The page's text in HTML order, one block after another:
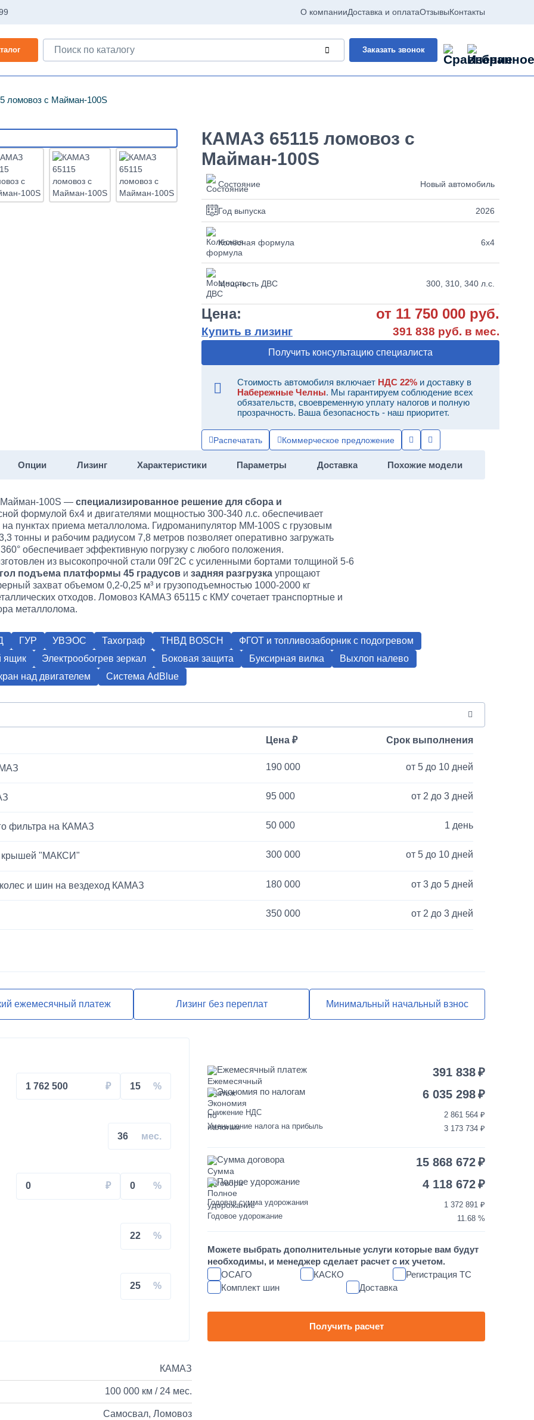
О компанииДоставка и оплатаОтзывыКонтакты
Заказать звонок
ломовоз с Майман-100S
КАМАЗ 65115 ломовоз с
Майман-100S
Состояние Новый автомобиль
Год выпуска 2026
Колёсная формула 6х4
Мощность ДВС 300, 310, 340 л.с.
Цена: от 11 750 000 руб.
Купить в лизинг 391 838 руб. в мес.
Получить консультацию специалиста
Стоимость автомобиля включает НДС 22% и доставку в
Набережные Челны. Мы гарантируем соблюдение всех
обязательств, своевременную уплату налогов и полную
прозрачность. Ваша безопасность - наш приоритет.
Распечатать Коммерческое предложение
Опции Лизинг Характеристики Параметры Доставка Похожие модели
Майман-100S — специализированное решение для сбора и
формулой 6х4 и двигателями мощностью 300-340 л.с. обеспечивает
пунктах приема металлолома. Гидроманипулятор ММ-100S с грузовым
тонны и рабочим радиусом 7,8 метров позволяет оперативно загружать
обеспечивает эффективную погрузку с любого положения.
из высокопрочной стали 09Г2С с усиленными бортами толщиной 5-6
подъема платформы 45 градусов и задняя разгрузка упрощают
захват объемом 0,2-0,25 м³ и грузоподъемностью 1000-2000 кг
отходов. Ломовоз КАМАЗ 65115 с КМУ сочетает транспортные и
металлолома.
ГУР УВЭОС Тахограф ТНВД BOSCH
ФГОТ и топливозаборник с подогревом
ящик Электрообогрев зеркал Боковая защита Буксирная вилка
Выхлоп налево
над двигателем Система AdBlue
Цена Срок выполнения
190 000 от 5 до 10 дней
95 000 от 2 до 3 дней
фильтра на КАМАЗ 50 000 1 день
крышей "МАКСИ" 300 000 от 5 до 10 дней
и шин на вездеход КАМАЗ 180 000 от 3 до 5 дней
350 000 от 2 до 3 дней
2 850 000 от 2 до 3 дней
150 000 от 5 до 10 дней
КАМАЗ 1 день
кузова 10 000 1 день
салоном
60 000 1 день
80 000
ежемесячный платеж Лизинг без переплат Минимальный начальный взнос
1 762 500 15
36
0 0
22
25
Ежемесячный платеж 391 838
Экономия по налогам 6 035 298
Снижение НДС
2 861 564
Уменьшение налога на прибыль
3 173 734
Сумма договора 15 868 672
Полное удорожание 4 118 672
Годовая сумма удорожания
1 372 891
Годовое удорожание
11.68
Можете выбрать дополнительные услуги которые вам будут
необходимы, и менеджер сделает расчет с их учетом.
ОСАГО
КАСКО
Регистрация ТС
Комплект шин
Доставка
Получить расчет
КАМАЗ
100 000 км / 24 мес.
Самосвал, Ломовоз